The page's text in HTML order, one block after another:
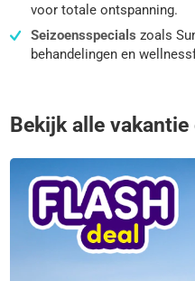
voor totale ontspanning.
Seizoensspecials zoals
behandelingen en
Bekijk alle vakantie